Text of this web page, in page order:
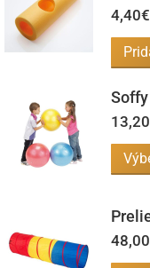
4,40€
13,20
48,00